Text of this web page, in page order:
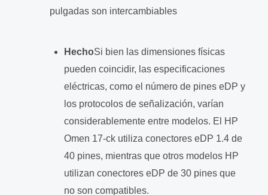
pulgadas son intercambiables
HechoSi bien las dimensiones físicas
pueden coincidir, las especificaciones
eléctricas, como el número de pines eDP y
los protocolos de señalización, varían
considerablemente entre modelos. El HP
Omen 17-ck utiliza conectores eDP 1.4 de
40 pines, mientras que otros modelos HP
utilizan conectores eDP de 30 pines que
no son compatibles.